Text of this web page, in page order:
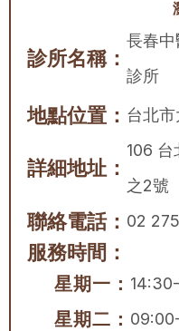
診所名稱：
長春中
診所
地點位置： 台北市
詳細地址：
106 台
之2號
聯絡電話： 02
服務時間：
星期一：
星期二：